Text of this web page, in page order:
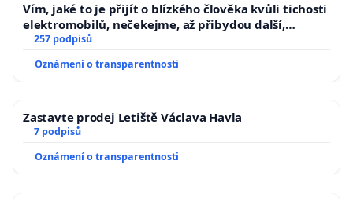
Vím, jaké to je přijít o blízkého člověka kvůli tichosti
elektromobilů, nečekejme, až přibydou další,
zaveďme slyšitelná auta!
257 podpisů
Oznámení o transparentnosti
Zastavte prodej Letiště Václava Havla
7 podpisů
Oznámení o transparentnosti